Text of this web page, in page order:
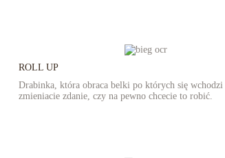
ROLL UP
Drabinka, która obraca belki po których się
zmieniacie zdanie, czy na pewno chcecie to robić.